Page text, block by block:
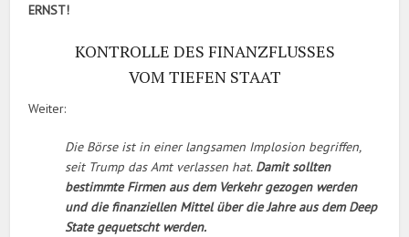
ERNST!
KONTROLLE DES FINANZFLUSSES
VOM TIEFEN STAAT
Weiter:
Die Börse ist in einer langsamen Implosion begriffen,
seit Trump das Amt verlassen hat. Damit sollten
bestimmte Firmen aus dem Verkehr gezogen werden
und die finanziellen Mittel über die Jahre aus dem Deep
State gequetscht werden.